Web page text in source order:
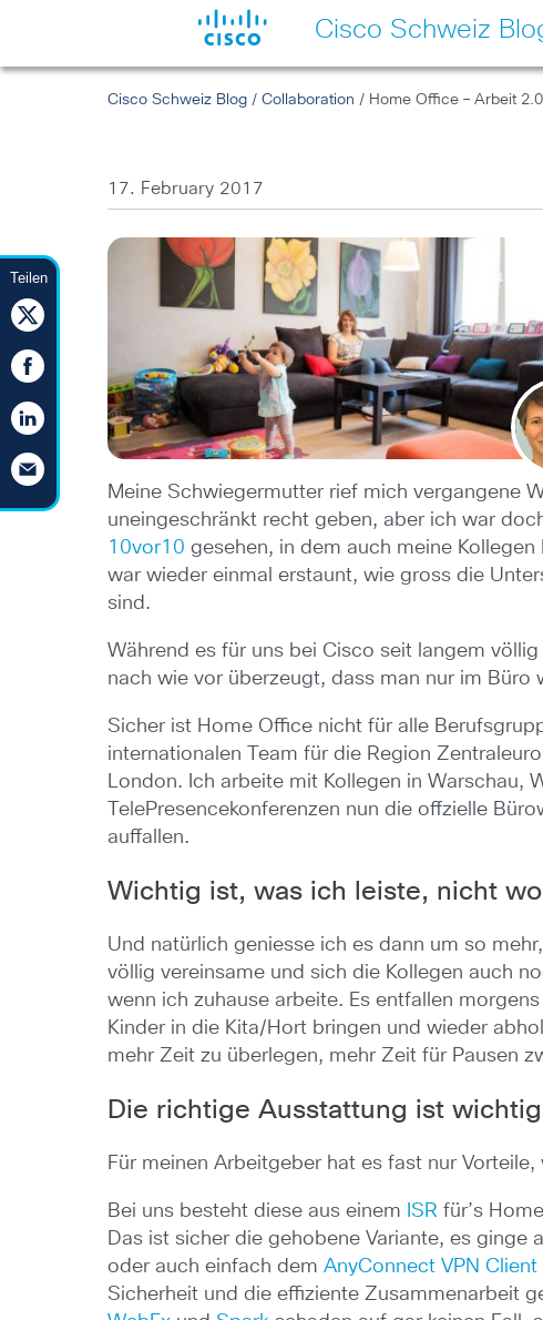
Cisco Schweiz
Teilen
Cisco Schweiz Blog /Collaboration / Home Office – Arbeit 2.0
17. February 2017
Meine Schwiegermutter rief mich vergangene
uneingeschränkt recht geben, aber ich war
10vor10 gesehen, in dem auch meine
war wieder einmal erstaunt, wie gross die
sind.
Während es für uns bei Cisco seit langem
nach wie vor überzeugt, dass man nur im
Sicher ist Home Office nicht für alle
internationalen Team für die Region
London. Ich arbeite mit Kollegen in Warschau,
TelePresencekonferenzen nun die offzielle
auffallen.
Wichtig ist, was ich leiste, nicht
Und natürlich geniesse ich es dann um so
völlig vereinsame und sich die Kollegen auch
wenn ich zuhause arbeite. Es entfallen
Kinder in die Kita/Hort bringen und wieder
mehr Zeit zu überlegen, mehr Zeit für Pausen
Die richtige Ausstattung ist wichtig
Für meinen Arbeitgeber hat es fast nur
Bei uns besteht diese aus einem ISR für’s
Das ist sicher die gehobene Variante, es ginge
oder auch einfach demAnyConnect VPN Client
Sicherheit und die effiziente Zusammenarbeit